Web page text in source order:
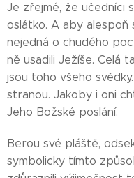
Je zřejmé, že učedníci
oslátko. A aby alespoň
nejedná o chudého
ně usadili Ježíše. Celá
jsou toho všeho
stranou. Jakoby i oni
Jeho Božské poslání.
Berou své pláště,
symbolicky tímto